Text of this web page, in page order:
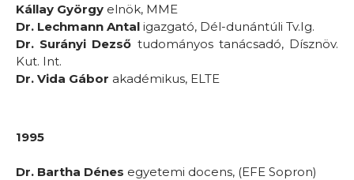
Kállay György elnök, MME
Dr. Lechmann Antal igazgató, Dél-dunántúli Tv.Ig.
Dr. Surányi Dezső tudományos tanácsadó, Dísznöv.
Kut. Int.
Dr. Vida Gábor akadémikus, ELTE
1995
Dr. Bartha Dénes egyetemi docens, (EFE Sopron)